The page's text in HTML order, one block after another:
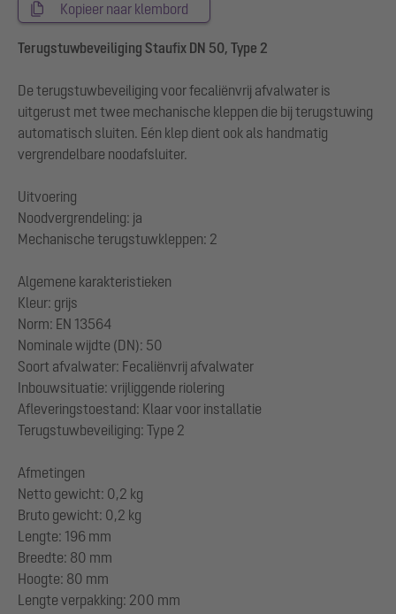
Kopieer naar klembord
Terugstuwbeveiliging Staufix DN 50, Type 2
De terugstuwbeveiliging voor fecaliënvrij afvalwater is
uitgerust met twee mechanische kleppen die bij terugstuwing
automatisch sluiten. Eén klep dient ook als handmatig
vergrendelbare noodafsluiter.
Uitvoering
Noodvergrendeling: ja
Mechanische terugstuwkleppen: 2
Algemene karakteristieken
Kleur: grijs
Norm: EN 13564
Nominale wijdte (DN): 50
Soort afvalwater: Fecaliënvrij afvalwater
Inbouwsituatie: vrijliggende riolering
Afleveringstoestand: Klaar voor installatie
Terugstuwbeveiliging: Type 2
Afmetingen
Netto gewicht: 0,2 kg
Bruto gewicht: 0,2 kg
Lengte: 196 mm
Breedte: 80 mm
Hoogte: 80 mm
Lengte verpakking: 200 mm